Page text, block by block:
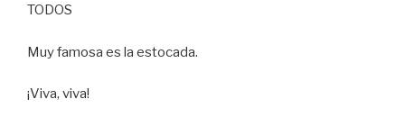
TODOS
Muy famosa es la estocada.
¡Viva, viva!